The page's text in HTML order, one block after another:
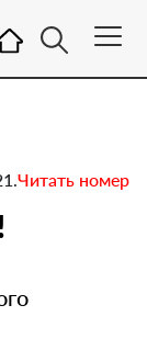
Читать номер